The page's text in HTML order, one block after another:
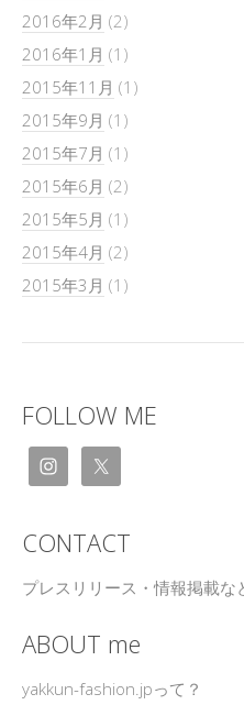
2016年2月 (2)
2016年1月 (1)
2015年11月 (1)
2015年9月 (1)
2015年7月 (1)
2015年6月 (2)
2015年5月 (1)
2015年4月 (2)
2015年3月 (1)
FOLLOW ME
CONTACT
プレスリリース・情報掲載な
ABOUT me
yakkun-fashion.jpって？